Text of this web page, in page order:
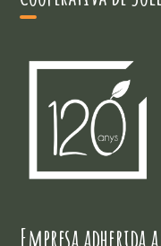
Empresa adherida